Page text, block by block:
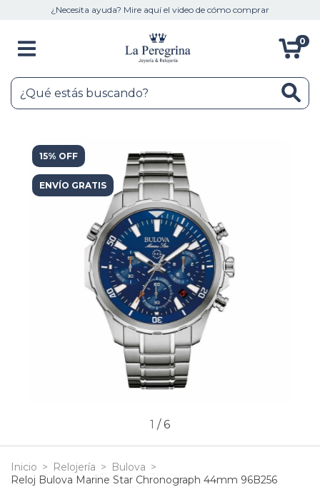
¿Necesita ayuda? Mire aquí el video de cómo comprar
0
15% OFF
ENVÍO GRATIS
1 /6
Inicio > Relojería > Bulova >
Reloj Bulova Marine Star Chronograph 44mm 96B256